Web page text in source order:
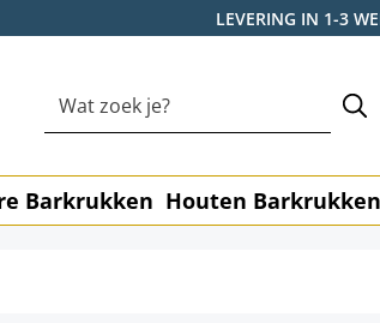
LEVERING IN 1-3
Barkrukken Houten Barkrukken